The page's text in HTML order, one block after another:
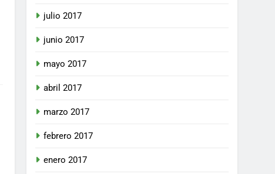
julio 2017
junio 2017
mayo 2017
abril 2017
marzo 2017
febrero 2017
enero 2017